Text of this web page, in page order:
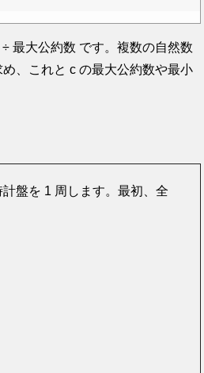
最大公約数 です。複数の自然数
、これと c の最大公約数や最小
盤を 1 周します。最初、全